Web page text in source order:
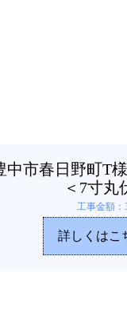
中市春日野町T
＜7寸丸
工事金額：
詳しくはこ